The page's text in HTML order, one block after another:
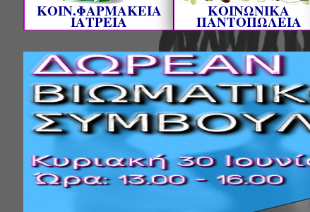
ΚΟΙΝ.ΦΑΡΜΑΚΕΙΑ
ΙΑΤΡΕΙΑ
ΚΟΙΝΩΝΙΚΑ
ΠΑΝΤΟΠΩΛΕΙΑ